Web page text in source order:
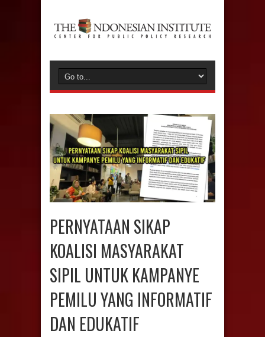
PERNYATAAN SIKAP
KOALISI MASYARAKAT
SIPIL UNTUK KAMPANYE
PEMILU YANG INFORMATIF
DAN EDUKATIF